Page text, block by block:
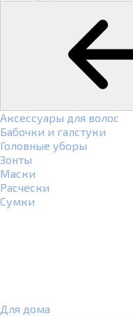
Аксессуары для волос
Бабочки и галстуки
Головные уборы
Зонты
Маски
Расчески
Сумки
Для дома